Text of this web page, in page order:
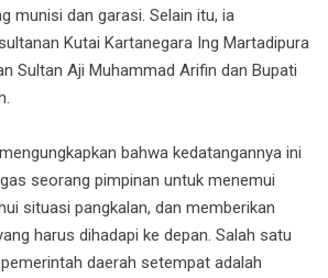
munisi dan garasi. Selain itu, ia
Kutai Kartanegara Ing Martadipura
Sultan Aji Muhammad Arifin dan Bupati
bahwa kedatangannya ini
seorang pimpinan untuk menemui
situasi pangkalan, dan memberikan
harus dihadapi ke depan. Salah satu
daerah setempat adalah